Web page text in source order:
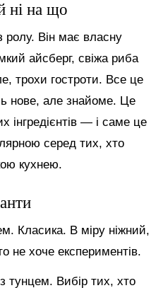
ні на що
Він має власну
айсберг, свіжа риба
трохи гостроти. Все це
нове, але знайоме. Це
інгредієнтів — і саме це
серед тих, хто
кухнею.
Класика. В міру ніжний,
не хоче експериментів.
тунцем. Вибір тих, хто